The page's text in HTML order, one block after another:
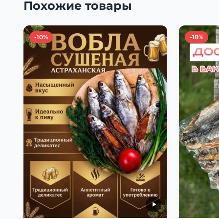
Похожие товары
-10% -18%